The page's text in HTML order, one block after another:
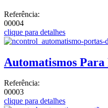
Referência:
00004
clique para detalhes
Automatismos
Referência:
00003
clique para detalhes